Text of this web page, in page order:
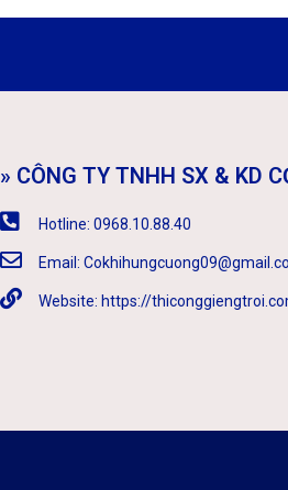
» CÔNG TY TNHH SX & KD
Hotline: 0968.10.88.40
Email:
Website: https://